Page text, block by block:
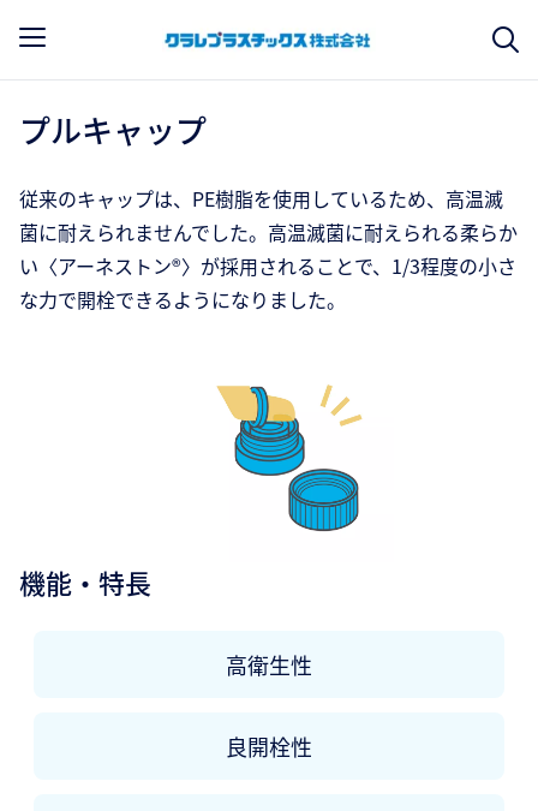
プルキャップ
従来のキャップは、PE樹脂を使用しているため、高温滅
菌に耐えられませんでした。高温滅菌に耐えられる柔らか
い〈アーネストン®〉が採用されることで、1/3程度の小さ
な力で開栓できるようになりました。
機能・特長
高衛生性
良開栓性